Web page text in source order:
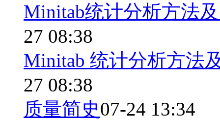
Minitab统计分析方法
27 08:38
Minitab 统计分析方法
27 08:38
质量简史07-24 13:34